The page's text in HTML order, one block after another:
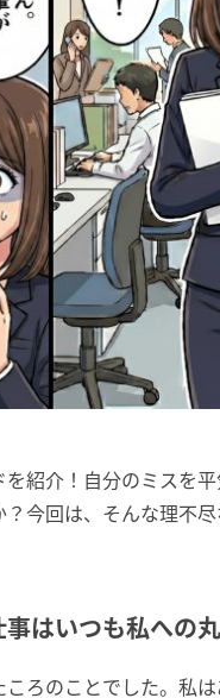
紹介！自分のミスを
今回は、そんな理不
はいつも私への
ろのことでした。私